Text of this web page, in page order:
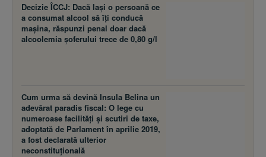
Decizie ÎCCJ: Dacă laşi o persoană ce
a consumat alcool să îţi conducă
maşina, răspunzi penal doar dacă
alcoolemia şoferului trece de 0,80 g/l
Cum urma să devină Insula Belina un
adevărat paradis fiscal: O lege cu
numeroase facilităţi şi scutiri de taxe,
adoptată de Parlament în aprilie 2019,
a fost declarată ulterior
neconstituţională